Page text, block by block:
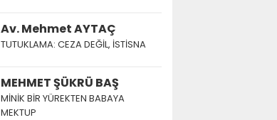
Av. Mehmet AYTAÇ
TUTUKLAMA: CEZA DEĞİL, İSTİSNA
MEHMET ŞÜKRÜ BAŞ
MİNİK BİR YÜREKTEN BABAYA
MEKTUP